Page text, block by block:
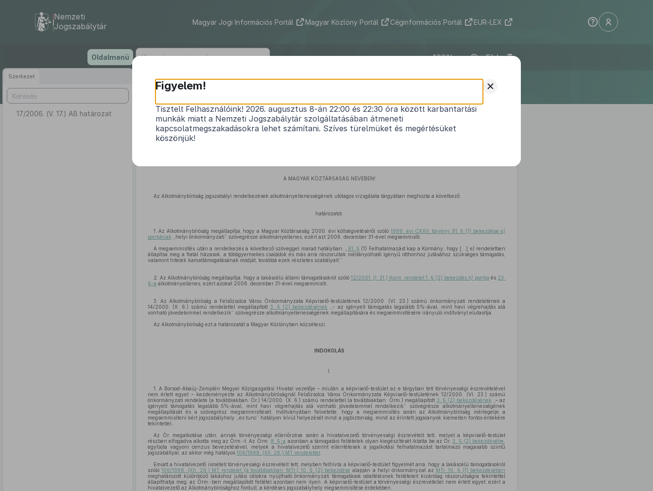
tartalomra
Nemzeti
Jogszabálytár
Magyar Jogi Információs Portál Magyar Közlöny Portál Céginformációs Portál EUR-LEX
Oldalmenü ELI
Szerkezet
17/2006. (V. 17.) AB határozat
17/2006. (V. 17.) AB határozat1
A MAGYAR KÖZTÁRSASÁG NEVÉBEN!
Az Alkotmánybíróság jogszabályi rendelkezések alkotmányellenességének utólagos vizsgálata tárgyában meghozta a következő
határozatot:
1. Az Alkotmánybíróság megállapítja, hogy a Magyar Köztársaság 2000. évi költségvetéséről szóló 1999. évi CXXV. törvény 91. § (1) bekezdésee)
pontjának „helyi önkormányzati” szövegrésze alkotmányellenes, ezért azt 2006. december 31-ével megsemmisíti.
A megsemmisítés után a rendelkezés a következő szöveggel marad hatályban: „
91. § (1) Felhatalmazást kap a Kormány, hogy [...] e) rendeletben
állapítsa meg a fiatal házasok, a többgyermekes családok és más arra rászorultak méltányolható igényű otthonhoz jutásához szükséges támogatás,
valamint hitelek kamattámogatásának módját, továbbá ezek részletes szabályait.”
2. Az Alkotmánybíróság megállapítja, hogy a lakáscélú állami támogatásokról szóló 12/2001. (I. 31.) Korm. rendelet 1. § (2) bekezdésh) pontja és 23.
§-a alkotmányellenes, ezért azokat 2006. december 31-ével megsemmisíti.
3. Az Alkotmánybíróság a Felsőzsolca Város Önkormányzata Képviselő-testületének 12/2000. (VI. 23.) számú önkormányzati rendeletének a
14/2000. (X. 6.) számú rendelettel megállapított3. § (2) bekezdésének
„- az igényelt támogatás legalább 5%-ával, mint havi végrehajtás alá
vonható jövedelemmel rendelkezik” szövegrésze alkotmányellenességének megállapítására és megsemmisítésére irányuló indítványt elutasítja.
Az Alkotmánybíróság ezt a határozatát a Magyar Közlönyben közzéteszi.
INDOKOLÁS
I.
1. A Borsod-Abaúj-Zemplén Megyei Közigazgatási Hivatal vezetője – miután a képviselő-testület az e tárgyban tett törvényességi észrevételével
nem értett egyet – kezdeményezte az Alkotmánybíróságnál Felsőzsolca Város Önkormányzata Képviselő-testületének 12/2000. (VI. 23.) számú
önkormányzati rendelete (a továbbiakban: Ör.) 14/2000. (X. 6.) számú rendelettel (a továbbiakban: Örm.) megállapított 3. § (2) bekezdésének „– az
igényelt támogatás legalább 5%-ával, mint havi végrehajtás alá vonható jövedelemmel rendelkezik” szövegrésze alkotmányellenességének
megállapítását és a szövegrész megsemmisítését. Indítványában felvetette, hogy a megsemmisítés során az Alkotmánybíróság mérlegelje a
megsemmisíteni kért jogszabályhely „ex tunc” hatályon kívül helyezését mind a jogbiztonság, mind az érintett jogalanyok kiemelten fontos érdekére
tekintettel.
Az Ör. megalkotása után, annak törvényességi ellenőrzése során a hivatalvezető törvényességi észrevételt tett, melyet a képviselő-testület
részben elfogadva alkotta meg az Örm.-t. Az Örm. 8. §-a azonban a támogatási feltételek olyan kiegészítését iktatta be az Ör.3. § (2) bekezdésébe
egyfajta vagyoni cenzus bevezetésével, melyek a hivatalvezető szerint ellentétesek a jogalkotási felhatalmazást tartalmazó magasabb szintű
jogszabállyal, az akkor még hatályos 106/1988. (XII. 26.) MT rendelettel
Emiatt a hivatalvezető ismételt törvényességi észrevételt tett, melyben felhívta a képviselő-testület figyelmét arra, hogy a lakáscélú támogatásokról
szóló106/1988. (XII. 26.) MT rendelet (a továbbiakban: MTr.) 10. § (2) bekezdése alapján a helyi önkormányzat az MTr. 10. § (1) bekezdésében
meghatározott különböző lakáshoz jutási célokra nyújtható önkormányzati támogatások odaítélésnek feltételeit kizárólag rászorultságra tekintettel
állapíthatja meg, az Örm.-ben megállapított feltétel azonban nem ilyen. A képviselő-testület a törvényességi észrevétellel nem értett egyet, ezért a
hivatalvezető az Alkotmánybírósághoz fordult, a kérdéses jogszabályhely megsemmisítése érdekében.
+
Figyelem!
Tisztelt Felhasználóink! 2026. augusztus 8-án 22:00 és 22:30 óra között karbantartási
munkák miatt a Nemzeti Jogszabálytár szolgáltatásában átmeneti
kapcsolatmegszakadásokra lehet számítani. Szíves türelmüket és megértésüket
köszönjük!